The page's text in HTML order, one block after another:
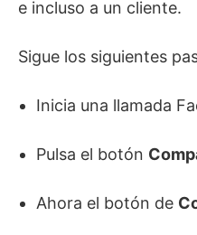
e incluso a un cliente.
Sigue los siguientes
Inicia una llamada
Pulsa el botón
Ahora el botón de